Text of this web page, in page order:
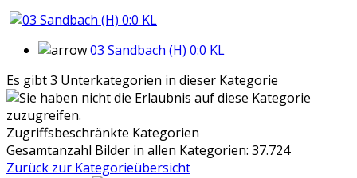
03 Sandbach (H) 0:0 KL
Es gibt 3 Unterkategorien in dieser Kategorie
Zugriffsbeschränkte Kategorien
Gesamtanzahl Bilder in allen Kategorien: 37.724
Zurück zur Kategorieübersicht